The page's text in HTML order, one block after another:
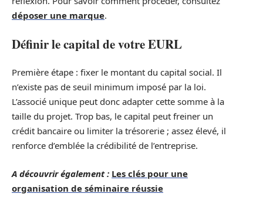
déposer une marque.
Définir le capital de votre EURL
Première étape : fixer le montant du capital social. Il
n’existe pas de seuil minimum imposé par la loi.
L’associé unique peut donc adapter cette somme à la
taille du projet. Trop bas, le capital peut freiner un
crédit bancaire ou limiter la trésorerie ; assez élevé, il
renforce d’emblée la crédibilité de l’entreprise.
A découvrir également : Les clés pour une
organisation de séminaire réussie